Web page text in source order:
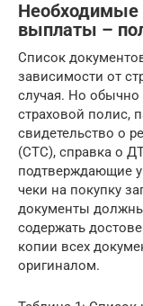
Необходимые
выплаты –
Список
зависимости от
случая. Но
страховой полис,
свидетельство о
(СТС), справка о
подтверждающие
чеки на покупку
документы
содержать
копии всех
оригиналом.